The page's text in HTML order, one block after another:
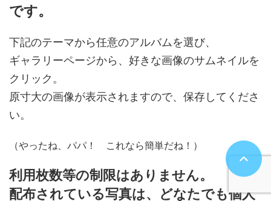
です。
下記のテーマから任意のアルバムを選び、
ギャラリーページから、好きな画像のサムネイルを
クリック。
原寸大の画像が表示されますので、保存してくださ
い。
（やったね、パパ！ これなら簡単だね！）
利用枚数等の制限はありません。
配布されている写真は、どなたでも個人